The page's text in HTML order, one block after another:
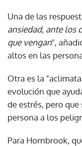
Una de las
ansiedad, ante los
que vengan",
altos en las
Otra es la
evolución que
de estrés, pero
persona a los
Para Hornbrook,